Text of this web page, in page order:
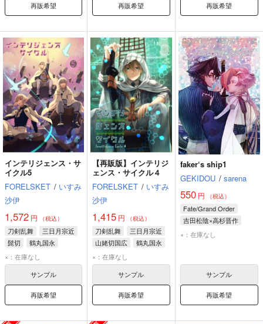
再販希望 再販希望 再販希望
インテリジェンス・サ
イクル5
FORELSKET / いすみ
沙伊
1,572 円 （税込）
刀剣乱舞
三日月宗近
髭切
鶴丸国永
×：在庫なし
サンプル
再販希望
【再販版】インテリジ
ェンス・サイクル４
FORELSKET / いすみ
沙伊
1,415 円 （税込）
刀剣乱舞
三日月宗近
山姥切国広
鶴丸国永
×：在庫なし
サンプル
再販希望
faker‘s ship1
GEKIDOU / sarena
550円 （税込）
Fate/Grand Order
吉田松陰×高杉晋作
高杉晋作
×：在庫なし
サンプル
再販希望